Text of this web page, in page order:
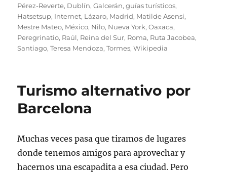
Pérez-Reverte, Dublín,Galcerán,guías turísticos,
Hatsetsup, Internet, Lázaro, Madrid, Matilde Asensi,
Mestre Mateo, México, Nilo, Nueva York,Oaxaca,
Peregrinatio, Raúl, Reina del Sur, Roma, Ruta Jacobea,
Santiago,Teresa Mendoza,Tormes,Wikipedia
Turismo alternativo por
Barcelona
Muchas veces pasa que tiramos de lugares
donde tenemos amigos para aprovechar y
hacernos una escapadita a esa ciudad. Pero